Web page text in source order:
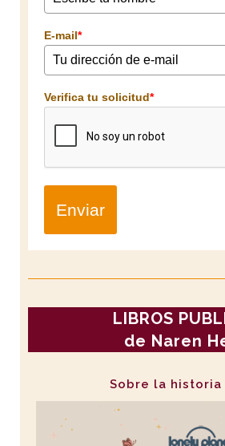
E-mail*
Verifica tu solicitud*
Enviar
LIBROS
de Naren
Sobre la historia